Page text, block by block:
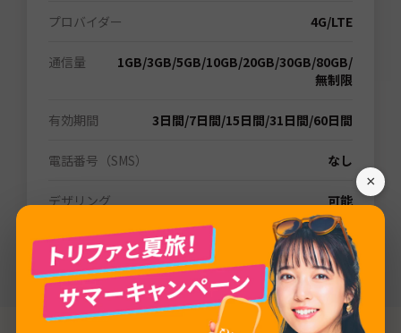
プロバイダー 4G/LTE
通信量 1GB/3GB/5GB/10GB/20GB/30GB/80GB/
無制限
有効期間 3日間/7日間/15日間/31日間/60日間
電話番号（SMS） なし
デザリング 可能
追加チャージ 可能
×